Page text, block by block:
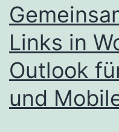
Links in
Outlook
und